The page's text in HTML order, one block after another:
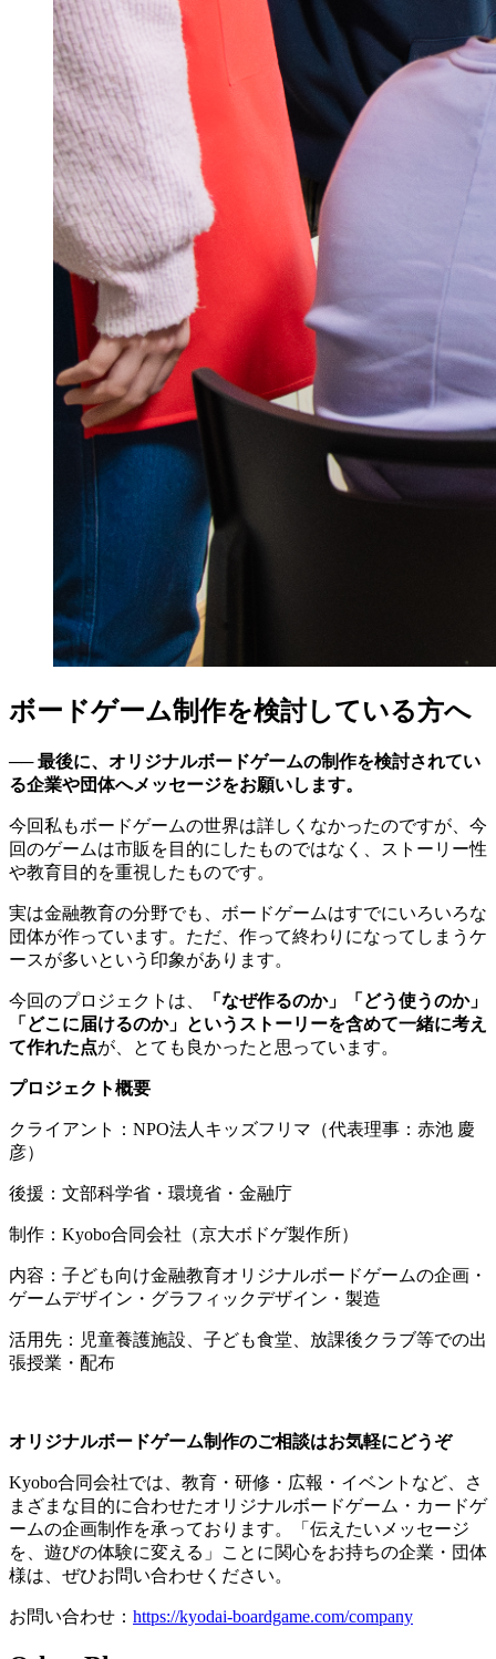
ボードゲーム制作を検討している方へ
── 最後に、オリジナルボードゲームの制作を検討されてい
る企業や団体へメッセージをお願いします。
今回私もボードゲームの世界は詳しくなかったのですが、今
回のゲームは市販を目的にしたものではなく、ストーリー性
や教育目的を重視したものです。
実は金融教育の分野でも、ボードゲームはすでにいろいろな
団体が作っています。ただ、作って終わりになってしまうケ
ースが多いという印象があります。
今回のプロジェクトは、
「なぜ作るのか」「どう使うのか」
「どこに届けるのか」というストーリーを含めて一緒に考え
て作れた点が、とても良かったと思っています。
プロジェクト概要
クライアント：NPO法人キッズフリマ（代表理事：赤池 慶
彦）
後援：文部科学省・環境省・金融庁
制作：Kyobo合同会社（京大ボドゲ製作所）
内容：子ども向け金融教育オリジナルボードゲームの企画・
ゲームデザイン・グラフィックデザイン・製造
活用先：児童養護施設、子ども食堂、放課後クラブ等での出
張授業・配布
オリジナルボードゲーム制作のご相談はお気軽にどうぞ
Kyobo合同会社では、教育・研修・広報・イベントなど、さ
まざまな目的に合わせたオリジナルボードゲーム・カードゲ
ームの企画制作を承っております。「伝えたいメッセージ
を、遊びの体験に変える」ことに関心をお持ちの企業・団体
様は、ぜひお問い合わせください。
お問い合わせ： https://kyodai-boardgame.com/company